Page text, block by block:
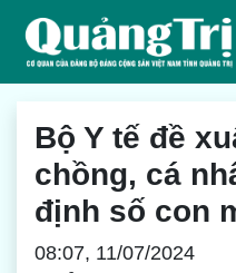
Bộ Y tế đề
chồng, cá
định số con
08:07, 11/07/2024